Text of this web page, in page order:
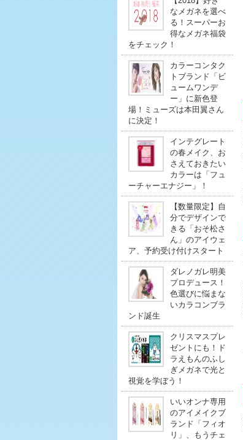
なメガネを選べ
る！スーパーお
得なメガネ福袋
をチェック！
カラーコンタク
トブランド「ビ
ュームワンデ
ー」に新色登
場！ミューズは本田翼さん
に決定！
インテグレート
の春メイク、お
さえておきたい
カラーは「フュ
ーチャーエナジー」！
【数量限定】自
分でデザインで
きる「おそ松さ
ん」のアイウェ
ア、予約受け付けスタート
ダレノガレ明美
プロデュース！
色選びに悩まな
いカラコンブラ
ンド誕生
クリスマスプレ
ゼントにも！ド
ラえもんのふし
ぎメガネで光と
視覚を学ぼう！
いいオンナ専用
のアイメイクブ
ランド「フィオ
リ」、もうチェ